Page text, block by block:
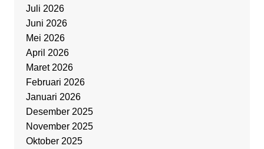
Juli 2026
Juni 2026
Mei 2026
April 2026
Maret 2026
Februari 2026
Januari 2026
Desember 2025
November 2025
Oktober 2025